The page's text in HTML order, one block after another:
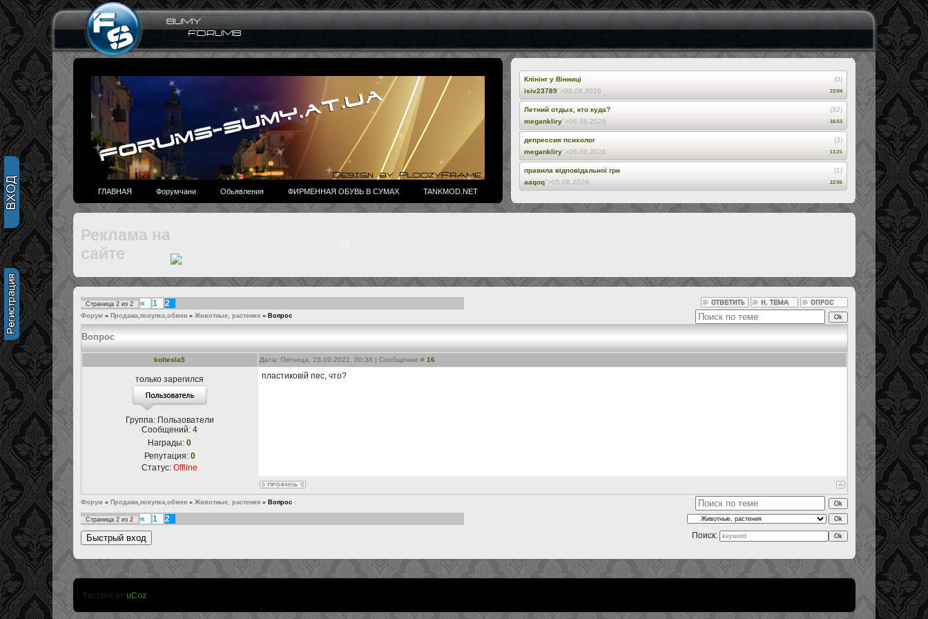
ГЛАВНАЯ Форумчани Обьявления ФИРМЕННАЯ ОБУВЬ В СУМАХ TANKMOD.NET
Клінінг у Вінниці
(0)
isiv23789">06.08.2026 23:04
Летний отдых, кто куда?
(32)
megankliry">06.08.2026 16:53
депрессия психолог
(3)
megankliry">06.08.2026 13:21
правила відповідальної гри
(1)
aaqoq">05.08.2026 22:56
Реклама на
сайте
Страница 2из 2 « 1 2
Форум » Продажа,покупка,обмен » Животные, растения » Вопрос
Вопрос
koltesla5 Дата: Пятница, 23.09.2022, 00:38 | Сообщение # 16
только зарегился
Группа: Пользователи
Сообщений: 4
Награды: 0
Репутация: 0
Статус: Offline
пластиковій пес, что?
Форум » Продажа,покупка,обмен » Животные, растения » Вопрос
Страница 2из 2 « 1
2
Поиск:
Хостинг от uCoz